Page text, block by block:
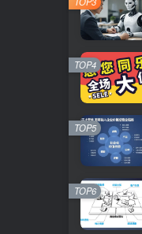
TOP4
TOP5
TOP6